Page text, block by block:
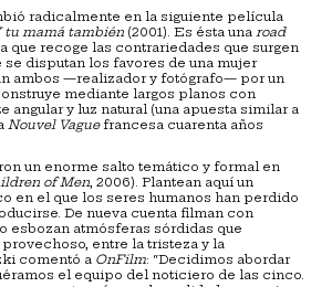
radicalmente en la siguiente película
tu mamá también (2001). Es ésta una road
que recoge las contrariedades que surgen
se disputan los favores de una mujer
ambos —realizador y fotógrafo— por un
mediante largos planos con
angular y luz natural (una apuesta similar a
Nouvel Vaguefrancesa cuarenta años
un enorme salto temático y formal en
of Men, 2006). Plantean aquí un
en el que los seres humanos han perdido
De nueva cuenta filman con
esbozan atmósferas sórdidas que
entre la tristeza y la
comentó a OnFilm: “Decidimos abordar
el equipo del noticiero de las cinco.